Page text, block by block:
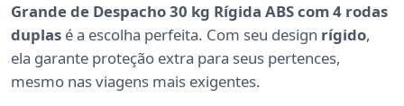
Grande de Despacho 30 kg Rígida ABS com 4 rodas
duplas é a escolha perfeita. Com seu design rígido,
ela garante proteção extra para seus pertences,
mesmo nas viagens mais exigentes.